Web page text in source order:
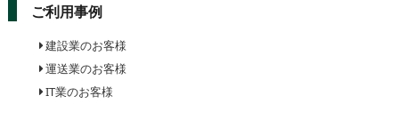
ご利用事例
建設業のお客様
運送業のお客様
IT業のお客様